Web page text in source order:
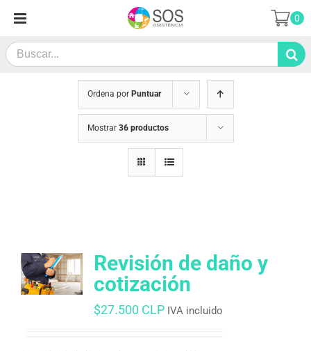
contenido
Search
for:
0
Ordena por Puntuar
Mostrar 36 productos
Revisión de daño y
cotización
$27.500 CLP IVA incluido